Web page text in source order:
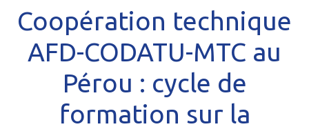
Coopération technique
AFD-CODATU-MTC au
Pérou : cycle de
formation sur la